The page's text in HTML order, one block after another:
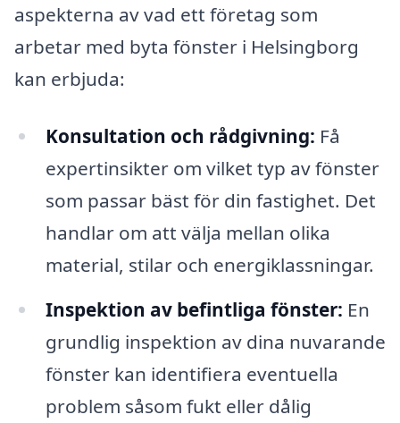
aspekterna av vad ett företag som
arbetar med byta fönster i Helsingborg
kan erbjuda:
Konsultation och rådgivning: Få
expertinsikter om vilket typ av fönster
som passar bäst för din fastighet. Det
handlar om att välja mellan olika
material, stilar och energiklassningar.
Inspektion av befintliga fönster: En
grundlig inspektion av dina nuvarande
fönster kan identifiera eventuella
problem såsom fukt eller dålig